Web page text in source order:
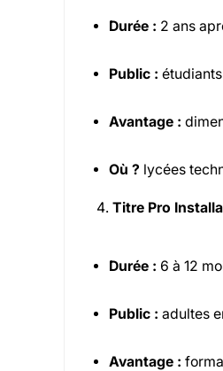
Durée : 2 ans
Public :
Avantage :
Où ? lycées
Titre Pro
Durée : 6 à 12
Public : adultes
Avantage :